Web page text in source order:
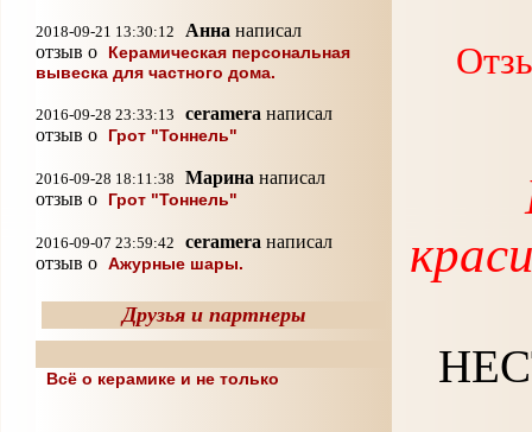
2018-09-21 13:30:12 Анна написал
отзыв о
Керамическая персональная
вывеска для частного дома.
2016-09-28 23:33:13 ceramera написал
отзыв о
Грот "Тоннель"
2016-09-28 18:11:38 Марина написал
отзыв о
Грот "Тоннель"
2016-09-07 23:59:42 ceramera написал
отзыв о Ажурные шары.
Друзья и партнеры
Всё о керамике и не только